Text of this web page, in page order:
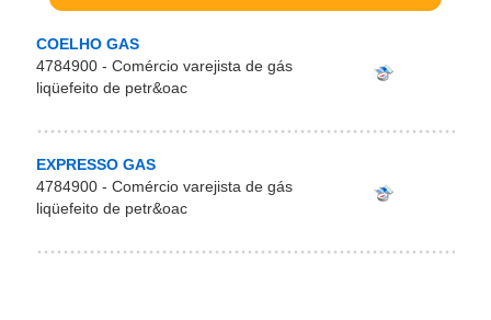
COELHO GAS
4784900 - Comércio varejista de gás
liqüefeito de petr&oac
EXPRESSO GAS
4784900 - Comércio varejista de gás
liqüefeito de petr&oac